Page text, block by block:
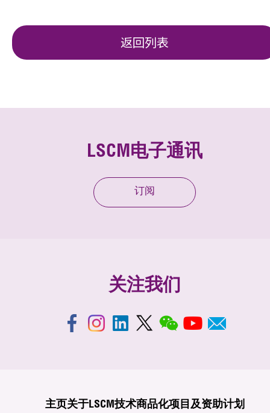
会籍
返回列表
LSCM电子通讯
订阅
关注我们
主页关于LSCM技术商品化项目及资助计划